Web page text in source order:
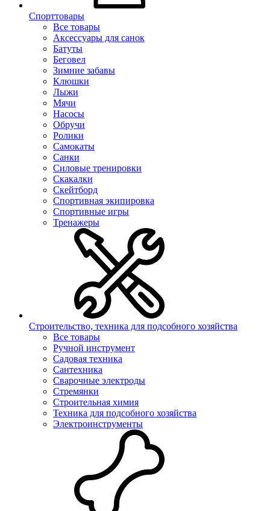
Спорттовары
Все товары
Аксессуары для санок
Батуты
Беговел
Зимние забавы
Клюшки
Лыжи
Мячи
Насосы
Обручи
Ролики
Самокаты
Санки
Силовые тренировки
Скакалки
Скейтборд
Спортивная экипировка
Спортивные игры
Тренажеры
Строительство, техника для подсобного хозяйства
Все товары
Ручной инструмент
Садовая техника
Сантехника
Сварочные электроды
Стремянки
Строительная химия
Техника для подсобного хозяйства
Электроинструменты